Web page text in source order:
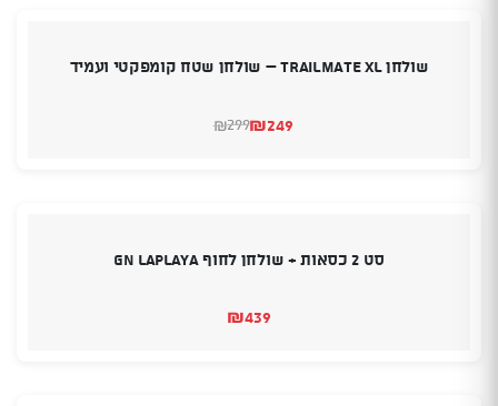
שולחן TrailMate XL – שולחן שטח קומפקטי ועמיד
₪299
המחיר₪249
המחיר
סט 2 כסאות + שולחן לחוף GN LAPLAYA
₪439